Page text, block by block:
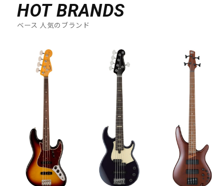
HOT BRANDS
ベース 人気のブランド